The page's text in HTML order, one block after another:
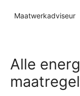
Maatwerkadviseur
Alle